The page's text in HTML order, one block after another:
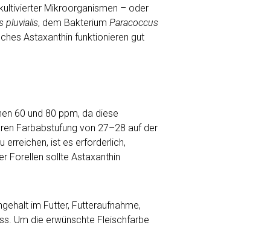
Mikroorganismen – oder
pluvialis, dem Bakterium Paracoccus
Astaxanthin funktionieren gut
60 und 80 ppm, da diese
Farbabstufung von 27–28 auf der
erreichen, ist es erforderlich,
Forellen sollte Astaxanthin
im Futter, Futteraufnahme,
Um die erwünschte Fleischfarbe